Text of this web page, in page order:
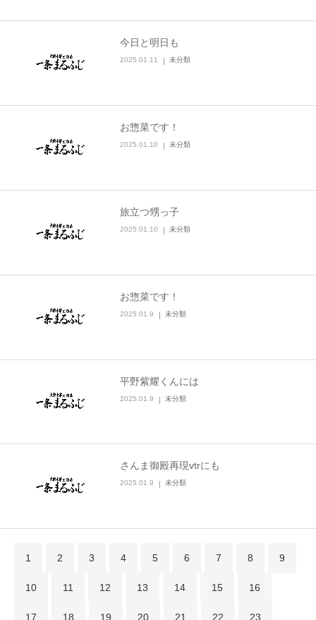
今日と明日も
2025.01.11 未分類
お惣菜です！
2025.01.10 未分類
旅立つ甥っ子
2025.01.10 未分類
お惣菜です！
2025.01.9 未分類
平野紫耀くんには
2025.01.9 未分類
さんま御殿再現vtrにも
2025.01.9 未分類
1 2 3 4 5 6 7 8 9
10 11 12 13 14 15 16
17 18 19 20 21 22 23